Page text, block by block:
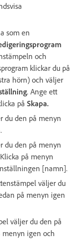
som en
och
klickar du på
hörn) och väljer
. Ange ett
på Skapa.
du den på menyn
du den på menyn
på menyn
[namn].
väljer du
på menyn igen
väljer du den på
menyn igen och